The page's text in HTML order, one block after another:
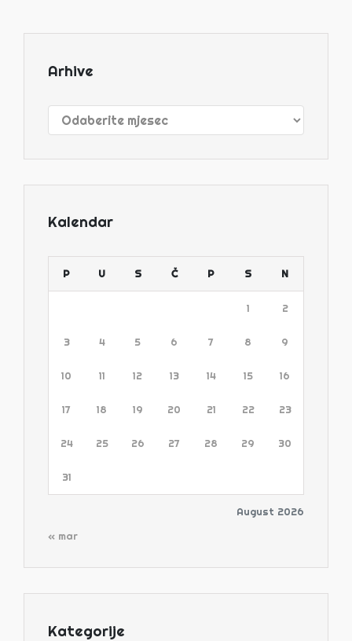
Arhive
Kalendar
August 2026
P U S Č P S N
1 2
3 4 5 6 7 8 9
10 11 12 13 14 15 16
17 18 19 20 21 22 23
24 25 26 27 28 29 30
31
« mar
Kategorije